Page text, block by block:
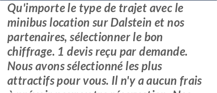
Qu'importe le type de trajet avec le
minibus location sur Dalstein et nos
partenaires, sélectionner le bon
chiffrage. 1 devis reçu par demande.
Nous avons sélectionné les plus
attractifs pour vous. Il n'y a aucun frais